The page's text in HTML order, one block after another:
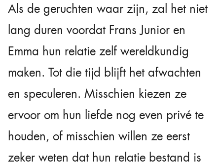
Als de geruchten waar zijn, zal het niet
lang duren voordat Frans Junior en
Emma hun relatie zelf wereldkundig
maken. Tot die tijd blijft het afwachten
en speculeren. Misschien kiezen ze
ervoor om hun liefde nog even privé te
houden, of misschien willen ze eerst
zeker weten dat hun relatie bestand is